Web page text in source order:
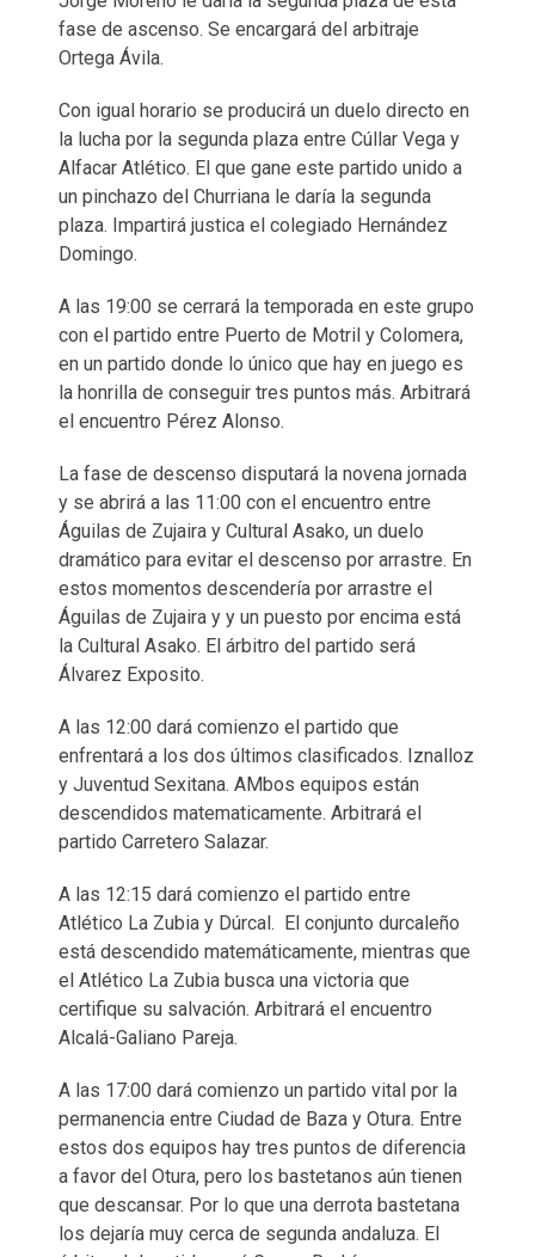
fase de ascenso. Se encargará del arbitraje
Ortega Ávila.
Con igual horario se producirá un duelo directo en
la lucha por la segunda plaza entre Cúllar Vega y
Alfacar Atlético. El que gane este partido unido a
un pinchazo del Churriana le daría la segunda
plaza. Impartirá justica el colegiado Hernández
Domingo.
A las 19:00 se cerrará la temporada en este grupo
con el partido entre Puerto de Motril y Colomera,
en un partido donde lo único que hay en juego es
la honrilla de conseguir tres puntos más. Arbitrará
el encuentro Pérez Alonso.
La fase de descenso disputará la novena jornada
y se abrirá a las 11:00 con el encuentro entre
Águilas de Zujaira y Cultural Asako, un duelo
dramático para evitar el descenso por arrastre. En
estos momentos descendería por arrastre el
Águilas de Zujaira y y un puesto por encima está
la Cultural Asako. El árbitro del partido será
Álvarez Exposito.
A las 12:00 dará comienzo el partido que
enfrentará a los dos últimos clasificados. Iznalloz
y Juventud Sexitana. AMbos equipos están
descendidos matematicamente. Arbitrará el
partido Carretero Salazar.
A las 12:15 dará comienzo el partido entre
Atlético La Zubia y Dúrcal. El conjunto durcaleño
está descendido matemáticamente, mientras que
el Atlético La Zubia busca una victoria que
certifique su salvación. Arbitrará el encuentro
Alcalá-Galiano Pareja.
A las 17:00 dará comienzo un partido vital por la
permanencia entre Ciudad de Baza y Otura. Entre
estos dos equipos hay tres puntos de diferencia
a favor del Otura, pero los bastetanos aún tienen
que descansar. Por lo que una derrota bastetana
los dejaría muy cerca de segunda andaluza. El